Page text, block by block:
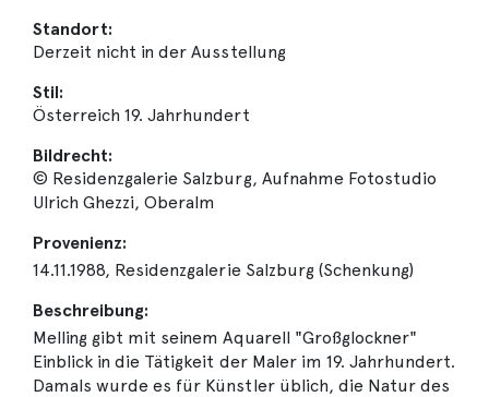
Standort:
Derzeit nicht in der Ausstellung
Stil:
Österreich 19. Jahrhundert
Bildrecht:
© Residenzgalerie Salzburg, Aufnahme Fotostudio
Ulrich Ghezzi, Oberalm
Provenienz:
14.11.1988, Residenzgalerie Salzburg (Schenkung)
Beschreibung:
Melling gibt mit seinem Aquarell "Großglockner"
Einblick in die Tätigkeit der Maler im 19. Jahrhundert.
Damals wurde es für Künstler üblich, die Natur des